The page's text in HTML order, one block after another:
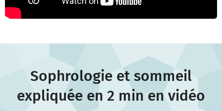
Sophrologie et sommeil
expliquée en 2 min en vidéo